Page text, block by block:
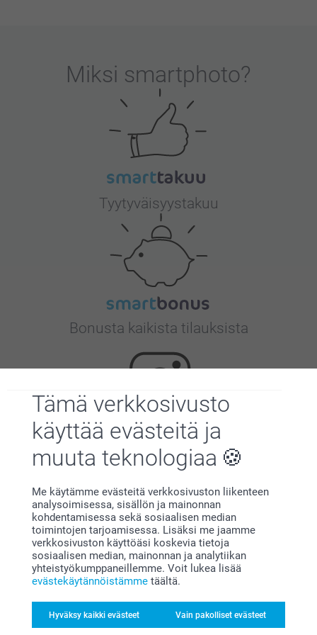
Tämä verkkosivusto
käyttää evästeitä ja
muuta teknologiaa
Me käytämme evästeitä verkkosivuston liikenteen
analysoimisessa, sisällön ja mainonnan
kohdentamisessa sekä sosiaalisen median
toimintojen tarjoamisessa. Lisäksi me jaamme
verkkosivuston käyttöäsi koskevia tietoja
sosiaalisen median, mainonnan ja analytiikan
yhteistyökumppaneillemme. Voit lukea lisää
evästekäytännöistämme täältä.
Hyväksy kaikki evästeet Vain pakolliset evästeet
Miksi smartphoto?
Tyytyväisyystakuu
Bonusta kaikista tilauksista
Etsitkö inspiraatiota?
Olemme täällä sinun vuoksesi